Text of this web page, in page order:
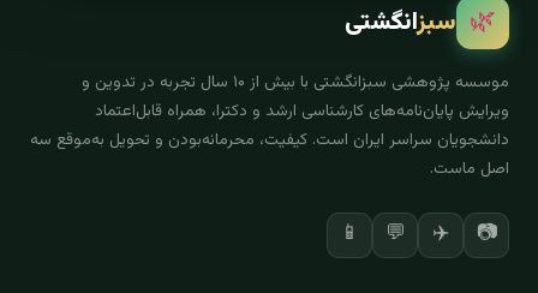
🌿 سبزانگشتی
موسسه پژوهشی سبزانگشتی با بیش از ۱۰ سال تجربه در تدوین و
ویرایش پایان‌نامه‌های کارشناسی ارشد و دکترا، همراه قابل‌اعتماد
دانشجویان سراسر ایران است. کیفیت، محرمانه‌بودن و تحویل به‌موقع سه
اصل ماست.
📷
✈️
💬
📱